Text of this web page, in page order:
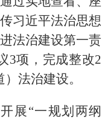
习近平法治思想
法治建设第一责
3项，完成整改2
法治建设。
展“一规划两纲